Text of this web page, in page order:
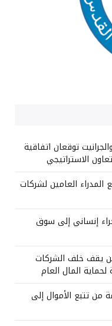
توقعان اتفاقية
الاستراتيجي
العامين لشركات
إنساني إلى سوق
يقف خلف الشركات
المال العام
من تتبع الأموال إلى